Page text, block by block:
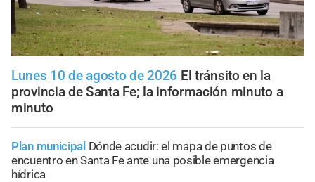
Lunes 10 de agosto de 2026 El tránsito en la
provincia de Santa Fe; la información minuto a
minuto
Plan municipal Dónde acudir: el mapa de puntos de
encuentro en Santa Fe ante una posible emergencia
hídrica